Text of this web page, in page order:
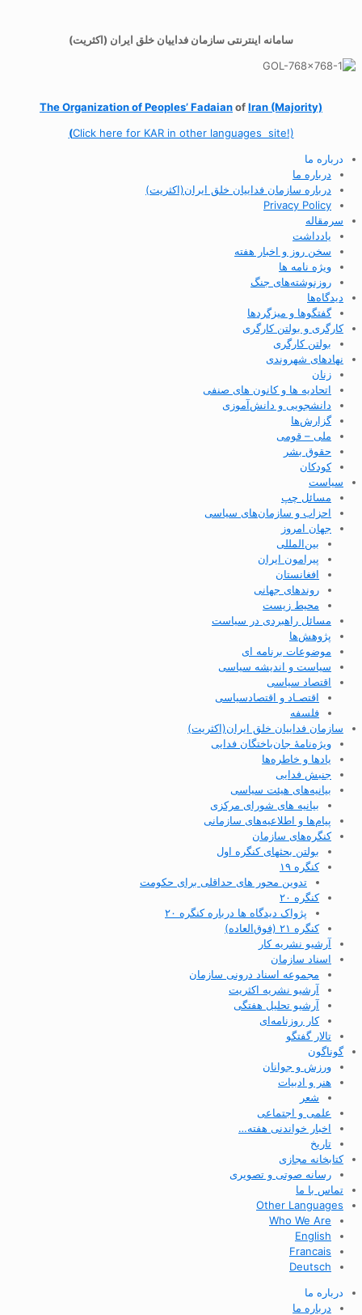
سامانه اینترنتی سازمان فداییان خلق ایران (اکثریت)
The Organization ofPeoples’ FadaianofIran (Majority)
(Click here for KAR in other languages site!)
درباره ما
درباره ما
درباره سازمان فداییان خلق ایران(اکثریت)
Privacy Policy
سرمقاله
یادداشت
سخن روز و اخبار هفته
ویژه نامه ها
روزنوشته‌های جنگ
دیدگاه‌ها
گفتگوها و میزگردها
کارگری و بولتن کارگری
بولتن کارگری
نهادهای شهروندی
زنان
اتحادیه ها و کانون های صنفی
دانشجویی و دانش‌آموزی
گزارش‌ها
ملی – قومی
حقوق بشر
کودکان
سیاست
مسائل چپ
احزاب و سازمان‌های سیاسی
جهان امروز
بین‌المللی
پیرامون ایران
افغانستان
روندهای جهانی
محیط زیست
مسائل راهبردی در سیاست
پژوهش‌ها
موضوعات برنامه ای
سیاست و اندیشه سیاسی
اقتصاد سیاسی
اقتصـاد و اقتصاد‌سیاسی
فلسفه
سازمان فداییان خلق ایران(اکثریت)
ویژه‌نامهٔ جان‌باختگان فدایی
یادها و خاطره‌ها
جنبش فدایی
بیانیه‌های هیئت سیاسی
بیانیه های شورای مرکزی
پیام‌ها و اطلاعیه‌های سازمانی
کنگره‌های سازمان
بولتن بحثهای کنگره اول
کنگره ۱۹
تدوین محور های حداقلی برای حکومت
کنگره ۲۰
پژواک دیدگاه ها درباره کنگره ۲۰
کنگره ۲۱ (فوق‌العاده)
آرشیو نشریه کار
اسناد سازمان
مجموعه اسناد درونی سازمان
آرشیو نشریه اکثریت
آرشیو تحلیل هفتگی
کار روزنامه‌ای
تالار گفتگو
گوناگون
ورزش و جوانان
هنر و ادبیات
شعر
علمی و اجتماعی
اخبار خواندنی هفته…
تاریخ
کتابخانه مجازی
رسانه صوتی و تصویری
تماس با ما
Other Languages
Who We Are
English
Francais
Deutsch
درباره ما
درباره ما